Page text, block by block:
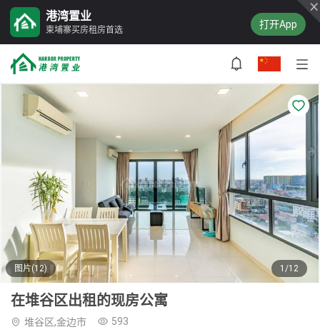
港湾置业
柬埔寨买房租房首选 打开App
图片(12) 1/12
在堆谷区出租的现房公寓
堆谷区,金边市 593